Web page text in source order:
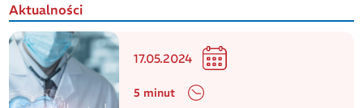
Aktualności
17.05.2024
5 minut